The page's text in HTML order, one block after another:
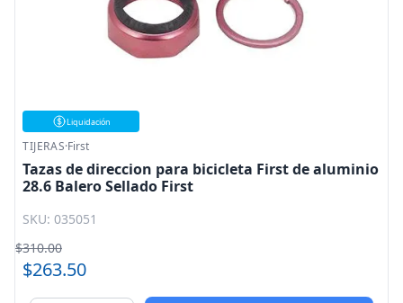
Liquidación
TIJERAS·First
Tazas de direccion para bicicleta First de aluminio
28.6 Balero Sellado First
SKU: 035051
$310.00
$263.50